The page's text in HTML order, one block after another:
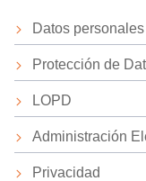
Datos personales
Protección de
LOPD
Administración
Privacidad